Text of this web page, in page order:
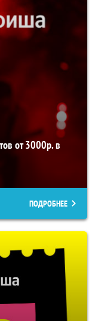
от 3000р. в
ПОДРОБНЕЕ